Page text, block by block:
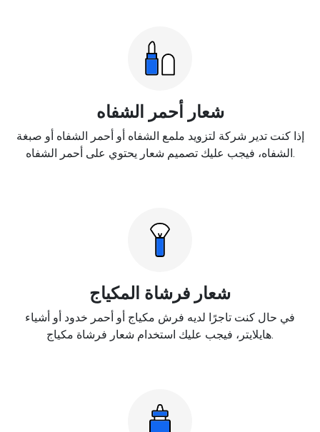
شعار أحمر الشفاه
إذا كنت تدير شركة لتزويد ملمع الشفاه أو أحمر الشفاه أو صبغة
الشفاه، فيجب عليك تصميم شعار يحتوي على أحمر الشفاه.
شعار فرشاة المكياج
في حال كنت تاجرًا لديه فرش مكياج أو أحمر خدود أو أشياء
هايلايتر، فيجب عليك استخدام شعار فرشاة مكياج.